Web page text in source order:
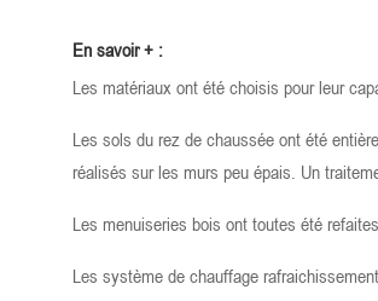
En savoir + :
Les matériaux ont été choisis pour leur
Les sols du rez de chaussée ont été
réalisés sur les murs peu épais. Un
Les menuiseries bois ont toutes été
Les système de chauffage